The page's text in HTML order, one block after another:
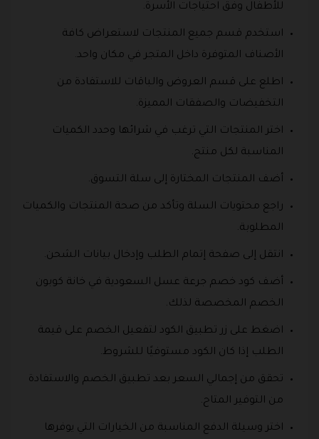
للأطفال وفق احتياجات الأسرة.
استخدم قسم جميع المنتجات لاستعراض كافة
الأصناف المتوفرة داخل المتجر في مكان واحد.
اطلع على قسم العروض والباقات للاستفادة من
التخفيضات والصفقات المميزة.
اختر المنتجات التي ترغب في شرائها وحدد الكميات
المناسبة لكل منتج.
أضف المنتجات المختارة إلى سلة التسوق.
راجع محتويات السلة وتأكد من صحة المنتجات والكميات
المطلوبة.
انتقل إلى صفحة إتمام الطلب وإدخال بيانات الشحن.
أضف كود خصم جرعة عسل السعودية في خانة كوبون
الخصم المخصصة لذلك.
اضغط على زر تطبيق الكود لتفعيل الخصم على قيمة
الطلب إذا كان الكود مستوفيًا للشروط.
تحقق من إجمالي السعر بعد تطبيق الخصم والاستفادة
من التوفير المتاح.
اختر وسيلة الدفع المناسبة من الخيارات التي يوفرها